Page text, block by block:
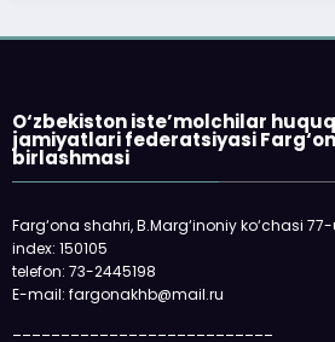
O‘zbekiston iste’molchilar
jamiyatlari federatsiyasi
birlashmasi
Farg‘ona shahri, B.Marg‘inoniy ko‘chasi
index: 150105
telefon: 73-2445198
E-mail: fargonakhb@mail.ru